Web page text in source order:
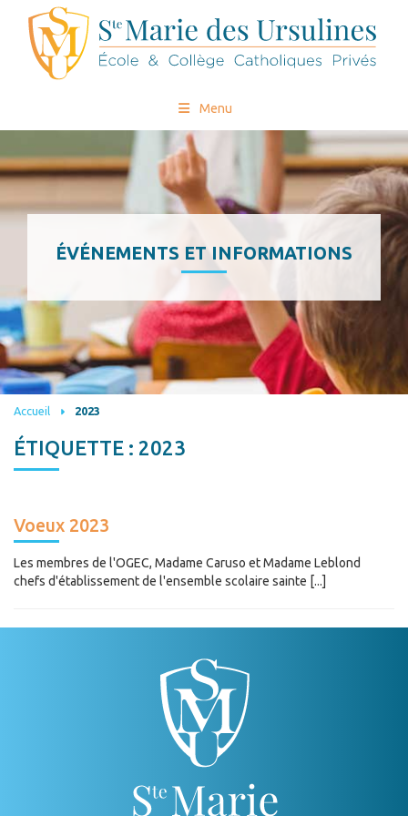
Menu
ÉVÉNEMENTS ET INFORMATIONS
Accueil 2023
ÉTIQUETTE : 2023
Voeux 2023
Les membres de l'OGEC, Madame Caruso et Madame Leblond
chefs d'établissement de l'ensemble scolaire sainte [...]